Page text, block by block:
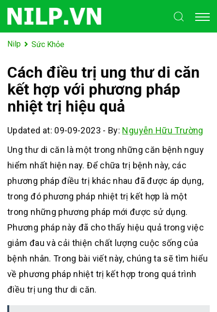
Nilp Sức Khỏe
Cách điều trị ung thư di căn
kết hợp với phương pháp
nhiệt trị hiệu quả
Updated at: 09-09-2023 - By: Nguyễn Hữu Trường
Ung thư di căn là một trong những căn bệnh nguy
hiểm nhất hiện nay. Để chữa trị bệnh này, các
phương pháp điều trị khác nhau đã được áp dụng,
trong đó phương pháp nhiệt trị kết hợp là một
trong những phương pháp mới được sử dụng.
Phương pháp này đã cho thấy hiệu quả trong việc
giảm đau và cải thiện chất lượng cuộc sống của
bệnh nhân. Trong bài viết này, chúng ta sẽ tìm hiểu
về phương pháp nhiệt trị kết hợp trong quá trình
điều trị ung thư di căn.